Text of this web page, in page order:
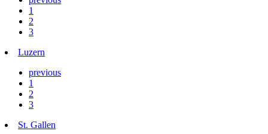
1
2
3
Luzern
previous
1
2
3
St. Gallen